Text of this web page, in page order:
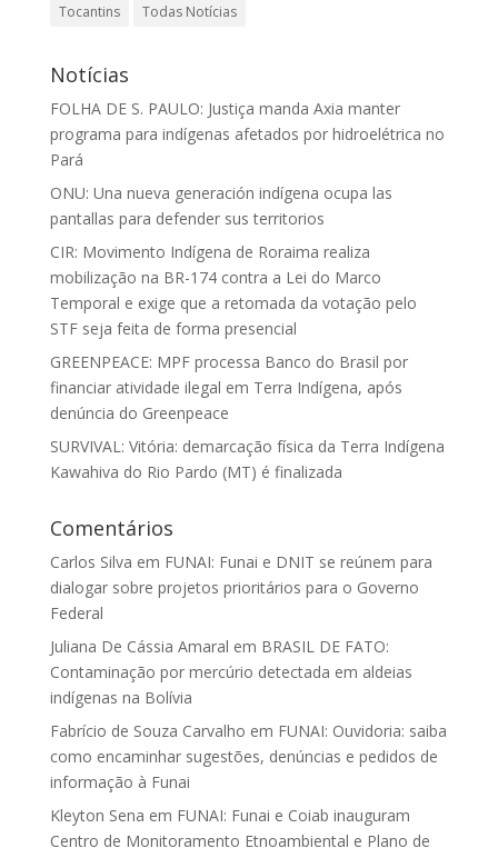
Tocantins
Todas Notícias
Notícias
FOLHA DE S. PAULO: Justiça manda Axia manter
programa para indígenas afetados por hidroelétrica no
Pará
ONU: Una nueva generación indígena ocupa las
pantallas para defender sus territorios
CIR: Movimento Indígena de Roraima realiza
mobilização na BR-174 contra a Lei do Marco
Temporal e exige que a retomada da votação pelo
STF seja feita de forma presencial
GREENPEACE: MPF processa Banco do Brasil por
financiar atividade ilegal em Terra Indígena, após
denúncia do Greenpeace
SURVIVAL: Vitória: demarcação física da Terra Indígena
Kawahiva do Rio Pardo (MT) é finalizada
Comentários
Carlos Silva em FUNAI: Funai e DNIT se reúnem para
dialogar sobre projetos prioritários para o Governo
Federal
Juliana De Cássia Amaral em BRASIL DE FATO:
Contaminação por mercúrio detectada em aldeias
indígenas na Bolívia
Fabrício de Souza Carvalho em FUNAI: Ouvidoria: saiba
como encaminhar sugestões, denúncias e pedidos de
informação à Funai
Kleyton Sena em FUNAI: Funai e Coiab inauguram
Centro de Monitoramento Etnoambiental e Plano de